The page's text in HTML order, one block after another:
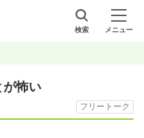
検索 メニュー
が怖い
フリートーク